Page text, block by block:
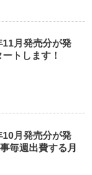
月発売分が発
トします！
月発売分が発
毎週出費する月